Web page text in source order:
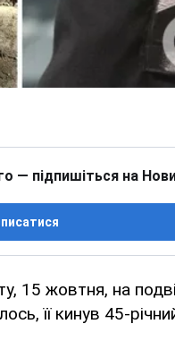
— підпишіться на
15 жовтня, на
її кинув 45-